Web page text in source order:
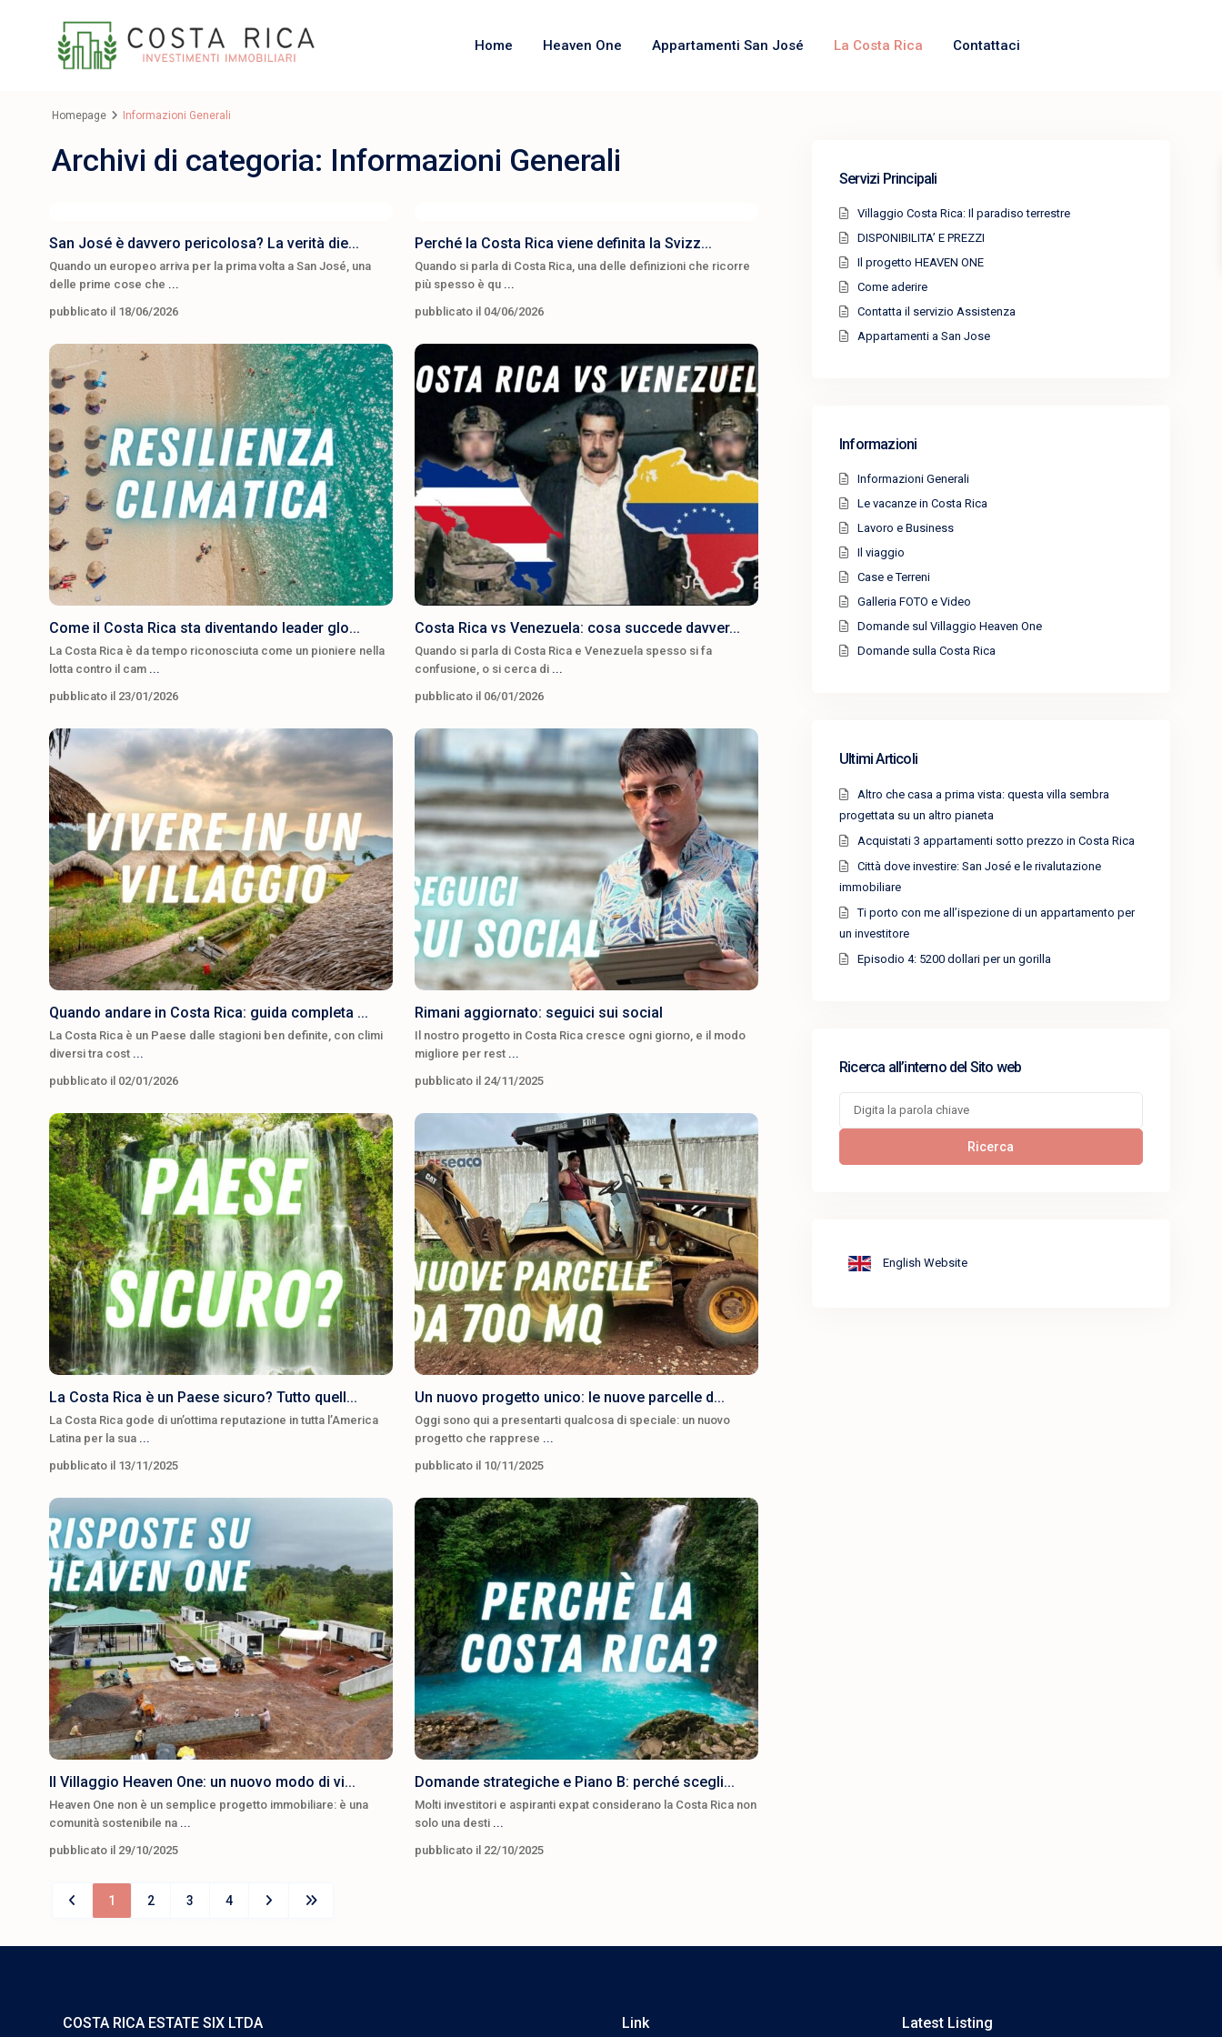
Home Heaven One Appartamenti San José La Costa Rica Contattaci
Homepage Informazioni Generali
Archivi di categoria: Informazioni Generali
San José è davvero pericolosa? La verità die...
Quando un europeo arriva per la prima volta a San José, una
delle prime cose che ...
pubblicato il 18/06/2026
Perché la Costa Rica viene definita la Svizz...
Quando si parla di Costa Rica, una delle definizioni che ricorre
più spesso è qu ...
pubblicato il 04/06/2026
Come il Costa Rica sta diventando leader glo...
La Costa Rica è da tempo riconosciuta come un pioniere nella
lotta contro il cam ...
pubblicato il 23/01/2026
Costa Rica vs Venezuela: cosa succede davver...
Quando si parla di Costa Rica e Venezuela spesso si fa
confusione, o si cerca di ...
pubblicato il 06/01/2026
Quando andare in Costa Rica: guida completa ...
La Costa Rica è un Paese dalle stagioni ben definite, con climi
diversi tra cost ...
pubblicato il 02/01/2026
Rimani aggiornato: seguici sui social
Il nostro progetto in Costa Rica cresce ogni giorno, e il modo
migliore per rest ...
pubblicato il 24/11/2025
La Costa Rica è un Paese sicuro? Tutto quell...
La Costa Rica gode di un’ottima reputazione in tutta l’America
Latina per la sua ...
pubblicato il 13/11/2025
Un nuovo progetto unico: le nuove parcelle d...
Oggi sono qui a presentarti qualcosa di speciale: un nuovo
progetto che rapprese ...
pubblicato il 10/11/2025
Il Villaggio Heaven One: un nuovo modo di vi...
Heaven One non è un semplice progetto immobiliare: è una
comunità sostenibile na ...
pubblicato il 29/10/2025
Domande strategiche e Piano B: perché scegli...
Molti investitori e aspiranti expat considerano la Costa Rica non
solo una desti ...
pubblicato il 22/10/2025
1 2 3 4
Servizi Principali
Villaggio Costa Rica: Il paradiso terrestre
DISPONIBILITA’ E PREZZI
Il progetto HEAVEN ONE
Come aderire
Contatta il servizio Assistenza
Appartamenti a San Jose
Informazioni
Informazioni Generali
Le vacanze in Costa Rica
Lavoro e Business
Il viaggio
Case e Terreni
Galleria FOTO e Video
Domande sul Villaggio Heaven One
Domande sulla Costa Rica
Ultimi Articoli
Altro che casa a prima vista: questa villa sembra
progettata su un altro pianeta
Acquistati 3 appartamenti sotto prezzo in Costa Rica
Città dove investire: San José e le rivalutazione
immobiliare
Ti porto con me all’ispezione di un appartamento per
un investitore
Episodio 4: 5200 dollari per un gorilla
Ricerca all’interno del Sito web
Ricerca
English Website
COSTA RICA ESTATE SIX LTDA Link Latest Listing